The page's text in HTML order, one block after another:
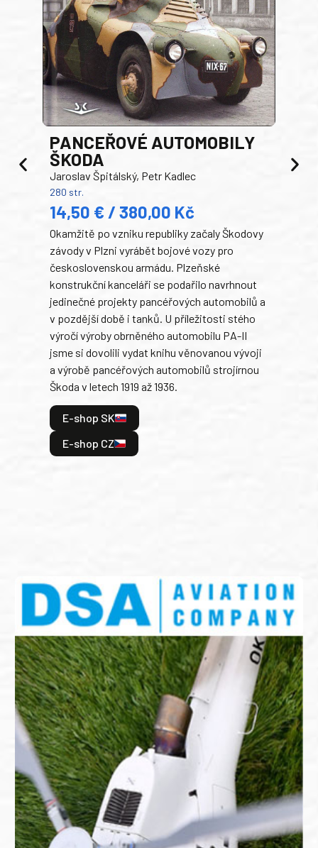
PANCEŘOVÉ AUTOMOBILY
ŠKODA
Jaroslav Špitálský, Petr Kadlec
280 str.
14,50 € / 380,00 Kč
Okamžitě po vzniku republiky začaly Škodovy
závody v Plzni vyrábět bojové vozy pro
československou armádu. Plzeňské
konstrukční kanceláři se podařilo navrhnout
jedinečné projekty pancéřových automobilů a
v pozdější době i tanků. U příležitosti stého
výročí výroby obrněného automobilu PA-II
jsme si dovolili vydat knihu věnovanou vývoji
a výrobě pancéřových automobilů strojírnou
Škoda v letech 1919 až 1936.
E-shop SK
E-shop CZ